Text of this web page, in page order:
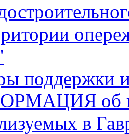
поддержки
об
в